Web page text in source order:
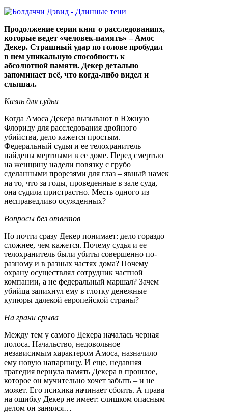
Продолжение серии книг о расследованиях,
которые ведет «человек-память» – Амос
Декер. Страшный удар по голове пробудил
в нем уникальную способность к
абсолютной памяти. Декер детально
запоминает всё, что когда-либо видел и
слышал.
Казнь для судьи
Когда Амоса Декера вызывают в Южную
Флориду для расследования двойного
убийства, дело кажется простым.
Федеральный судья и ее телохранитель
найдены мертвыми в ее доме. Перед смертью
на женщину надели повязку с грубо
сделанными прорезями для глаз – явный намек
на то, что за годы, проведенные в зале суда,
она судила пристрастно. Месть одного из
несправедливо осужденных?
Вопросы без ответов
Но почти сразу Декер понимает: дело гораздо
сложнее, чем кажется. Почему судья и ее
телохранитель были убиты совершенно по-
разному и в разных частях дома? Почему
охрану осуществлял сотрудник частной
компании, а не федеральный маршал? Зачем
убийца запихнул ему в глотку денежные
купюры далекой европейской страны?
На грани срыва
Между тем у самого Декера началась черная
полоса. Начальство, недовольное
независимым характером Амоса, назначило
ему новую напарницу. И еще, недавняя
трагедия вернула память Декера в прошлое,
которое он мучительно хочет забыть – и не
может. Его психика начинает сбоить. А права
на ошибку Декер не имеет: слишком опасным
делом он занялся…